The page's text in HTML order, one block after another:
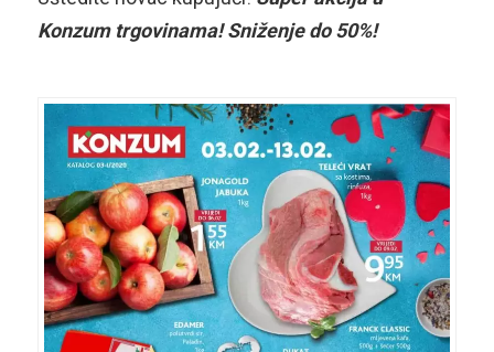
Konzum trgovinama! Sniženje do 50%!